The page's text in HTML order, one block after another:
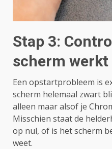
Stap 3:
scherm werkt
Een opstartprobleem is
scherm helemaal zwart
alleen maar alsof je
Misschien staat de
op nul, of is het scherm
weet.